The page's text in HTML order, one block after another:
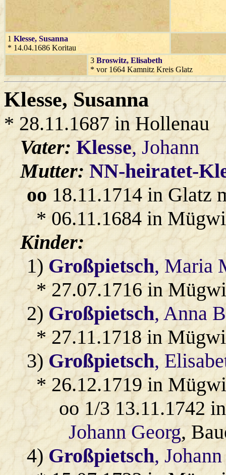
1 Klesse, Susanna
* 14.04.1686 Koritau
3 Broswitz, Elisabeth
* vor 1664 Kamnitz Kreis Glatz
Klesse, Susanna
* 28.11.1687 in Hollenau
Vater:Klesse, Johann
Mutter:NN-heiratet-
oo18.11.1714 in Glatz
* 06.11.1684 in
Kinder:
1)Großpietsch, Maria
* 27.07.1716 in
2)Großpietsch, Anna
* 27.11.1718 in
3) Großpietsch,
* 26.12.1719 in
oo 1/3 13.11.1742
Johann Georg,
4) Großpietsch, Johann